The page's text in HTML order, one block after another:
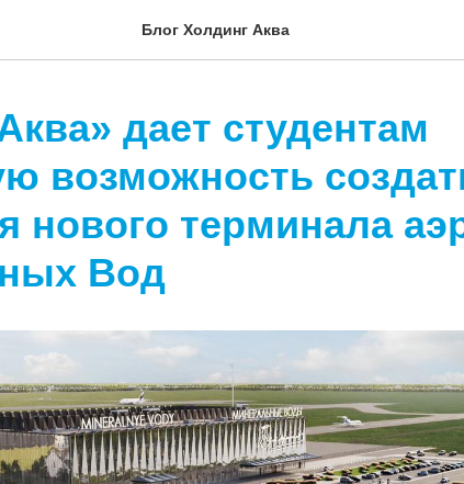
Блог Холдинг Аква
дает студентам
возможность
нового терминала
Вод